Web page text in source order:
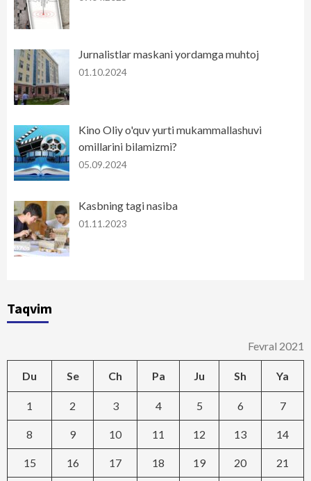
Jurnalistlar maskani yordamga muhtoj
01.10.2024
Kino Oliy o'quv yurti mukammallashuvi
omillarini bilamizmi?
05.09.2024
Kasbning tagi nasiba
01.11.2023
Taqvim
Fevral 2021
Du Se Ch Pa Ju Sh Ya
1 2 3 4 5 6 7
8 9 10 11 12 13 14
15 16 17 18 19 20 21